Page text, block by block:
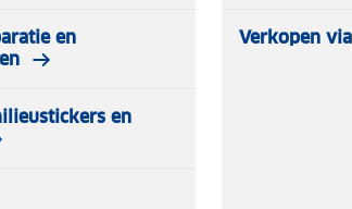
en
en
Verkopen